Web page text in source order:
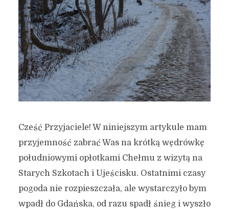
Cześć Przyjaciele! W niniejszym artykule mam
przyjemność zabrać Was na krótką wędrówkę
południowymi opłotkami Chełmu z wizytą na
Starych Szkotach i Ujeścisku. Ostatnimi czasy
pogoda nie rozpieszczała, ale wystarczyło bym
wpadł do Gdańska, od razu spadł śnieg i wyszło